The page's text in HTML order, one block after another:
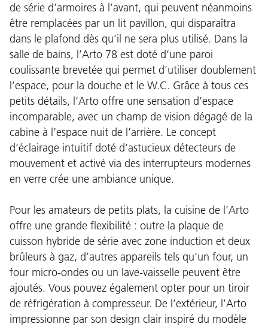
de série d’armoires à l’avant, qui peuvent néanmoins
être remplacées par un lit pavillon, qui disparaîtra
dans le plafond dès qu’il ne sera plus utilisé. Dans la
salle de bains, l’Arto 78 est doté d’une paroi
coulissante brevetée qui permet d’utiliser doublement
l’espace, pour la douche et le W.C. Grâce à tous ces
petits détails, l’Arto offre une sensation d’espace
incomparable, avec un champ de vision dégagé de la
cabine à l’espace nuit de l’arrière. Le concept
d’éclairage intuitif doté d’astucieux détecteurs de
mouvement et activé via des interrupteurs modernes
en verre crée une ambiance unique.
Pour les amateurs de petits plats, la cuisine de l’Arto
offre une grande flexibilité : outre la plaque de
cuisson hybride de série avec zone induction et deux
brûleurs à gaz, d’autres appareils tels qu’un four, un
four micro-ondes ou un lave-vaisselle peuvent être
ajoutés. Vous pouvez également opter pour un tiroir
de réfrigération à compresseur. De l’extérieur, l’Arto
impressionne par son design clair inspiré du modèle